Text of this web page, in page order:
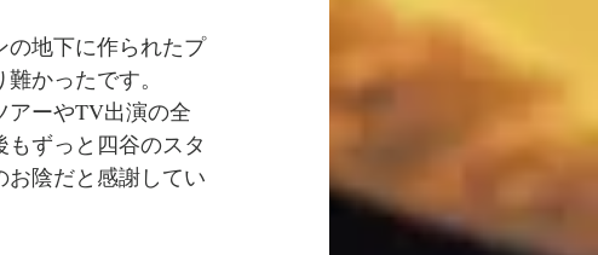
の地下に作られたプ
かったです。
アーやTV出演の全
ずっと四谷のスタ
陰だと感謝してい